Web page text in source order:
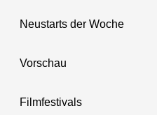
Neustarts der Woche
Vorschau
Filmfestivals